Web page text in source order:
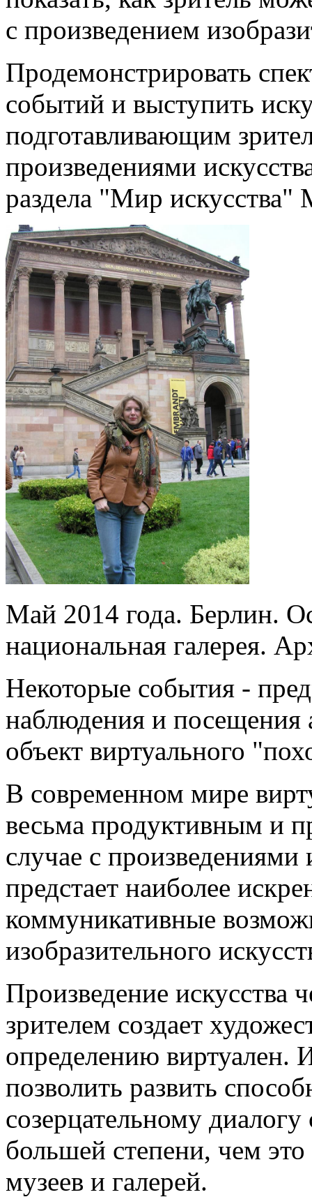
с произведением
Продемонстрировать
событий и выступить
подготавливающим
произведениями
раздела "Мир искусства"
Май 2014 года. Берлин.
национальная галерея.
Некоторые события -
наблюдения и посещения
объект виртуального
В современном мире
весьма продуктивным и
случае с произведениями
предстает наиболее
коммуникативные
изобразительного
Произведение искусства
зрителем создает
определению виртуален.
позволить развить
созерцательному
большей степени, чем
музеев и галерей.